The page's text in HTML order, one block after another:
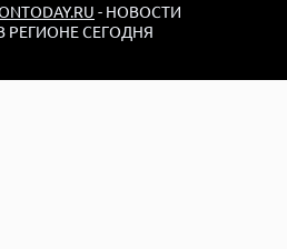
- НОВОСТИ
РЕГИОНЕ СЕГОДНЯ